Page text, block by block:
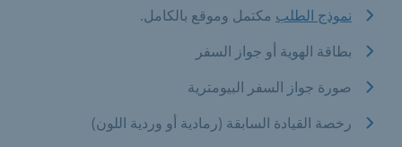
نموذج الطلب مكتمل وموقع بالكامل.
بطاقة الهوية أو جواز السفر
صورة جواز السفر البيومترية
رخصة القيادة السابقة (رمادية أو وردية اللون)